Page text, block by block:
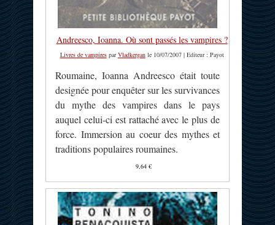
Andreesco, Ioanna. Où sont passés les vampires ?
Livres de vampiresparVladkerganle 10/07/2007 | Editeur : Payot
Roumaine, Ioanna Andreesco était toute
designée pour enquêter sur les survivances
du mythe des vampires dans le pays
auquel celui-ci est rattaché avec le plus de
force. Immersion au coeur des mythes et
traditions populaires roumaines.
9,64 €